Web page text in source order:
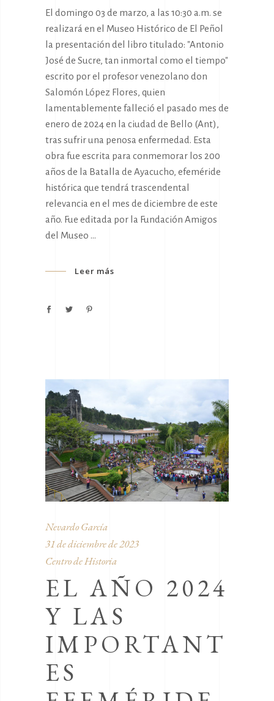
El domingo 03 de marzo, a las 10:30 a.m. se
realizará en el Museo Histórico de El Peñol
la presentación del libro titulado: "Antonio
José de Sucre, tan inmortal como el tiempo"
escrito por el profesor venezolano don
Salomón López Flores, quien
lamentablemente falleció el pasado mes de
enero de 2024 en la ciudad de Bello (Ant),
tras sufrir una penosa enfermedad. Esta
obra fue escrita para conmemorar los 200
años de la Batalla de Ayacucho, efeméride
histórica que tendrá trascendental
relevancia en el mes de diciembre de este
año. Fue editada por la Fundación Amigos
del Museo
Leer más
Nevardo García
31 de diciembre de 2023
Centro de Historia
EL AÑO 2024
Y LAS
IMPORTANT
ES